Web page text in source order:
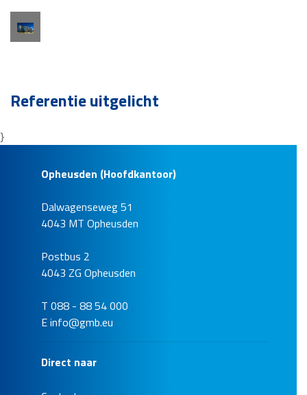
Referentie uitgelicht
}
Opheusden (Hoofdkantoor)
Dalwagenseweg 51
4043 MT Opheusden
Postbus 2
4043 ZG Opheusden
T 088 - 88 54 000
Einfo@gmb.eu
Direct naar